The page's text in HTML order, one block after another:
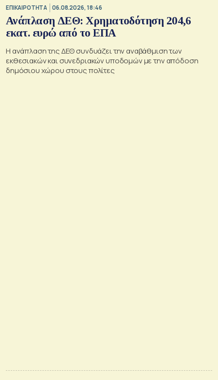
ΕΠΙΚΑΙΡΟΤΗΤΑ 06.08.2026, 18:46
Ανάπλαση ΔΕΘ: Χρηματοδότηση 204,6
εκατ. ευρώ από το ΕΠΑ
Η ανάπλαση της ΔΕΘ συνδυάζει την αναβάθμιση των
εκθεσιακών και συνεδριακών υποδομών με την απόδοση
δημόσιου χώρου στους πολίτες